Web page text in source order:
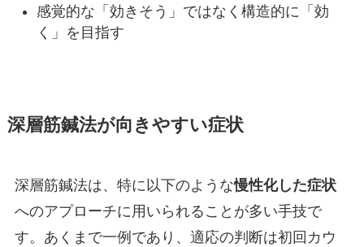
感覚的な「効きそう」ではなく構造的に「効
く」を目指す
深層筋鍼法が向きやすい症状
深層筋鍼法は、特に以下のような慢性化した症状
へのアプローチに用いられることが多い手技で
す。あくまで一例であり、適応の判断は初回カウ